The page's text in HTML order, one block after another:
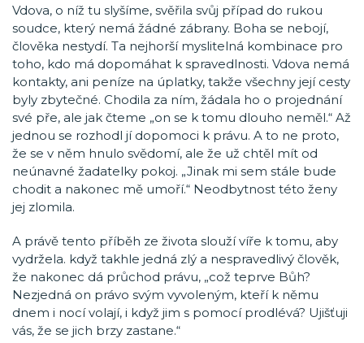
Vdova, o níž tu slyšíme, svěřila svůj případ do rukou
soudce, který nemá žádné zábrany. Boha se nebojí,
člověka nestydí. Ta nejhorší myslitelná kombinace pro
toho, kdo má dopomáhat k spravedlnosti. Vdova nemá
kontakty, ani peníze na úplatky, takže všechny její cesty
byly zbytečné. Chodila za ním, žádala ho o projednání
své pře, ale jak čteme „on se k tomu dlouho neměl.“ Až
jednou se rozhodl jí dopomoci k právu. A to ne proto,
že se v něm hnulo svědomí, ale že už chtěl mít od
neúnavné žadatelky pokoj. „Jinak mi sem stále bude
chodit a nakonec mě umoří.“ Neodbytnost této ženy
jej zlomila.
A právě tento příběh ze života slouží víře k tomu, aby
vydržela. když takhle jedná zlý a nespravedlivý člověk,
že nakonec dá průchod právu, „což teprve Bůh?
Nezjedná on právo svým vyvoleným, kteří k němu
dnem i nocí volají, i když jim s pomocí prodlévá? Ujišťuji
vás, že se jich brzy zastane.“